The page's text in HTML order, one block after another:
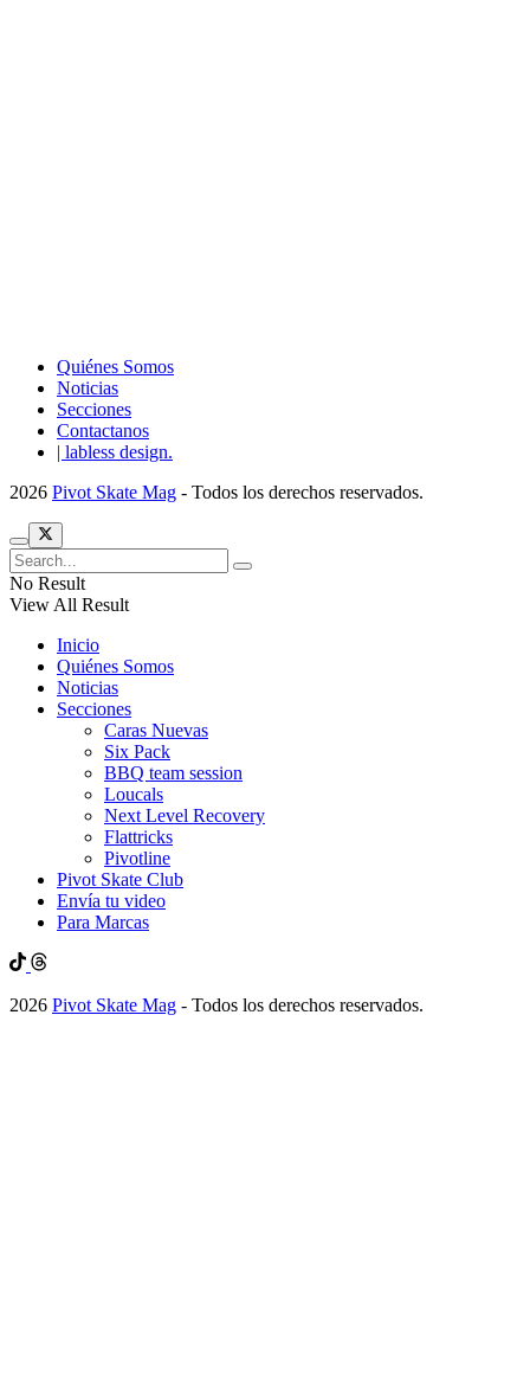
Quiénes Somos
Noticias
Secciones
Contactanos
| labless design.
2026 Pivot Skate Mag - Todos los derechos reservados.
No Result
View All Result
Inicio
Quiénes Somos
Noticias
Secciones
Caras Nuevas
Six Pack
BBQ team session
Loucals
Next Level Recovery
Flattricks
Pivotline
Pivot Skate Club
Envía tu video
Para Marcas
2026 Pivot Skate Mag - Todos los derechos reservados.